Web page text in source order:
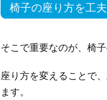
椅子の座り方を工
そこで重要なのが、椅
座り方を変えることで
ます。